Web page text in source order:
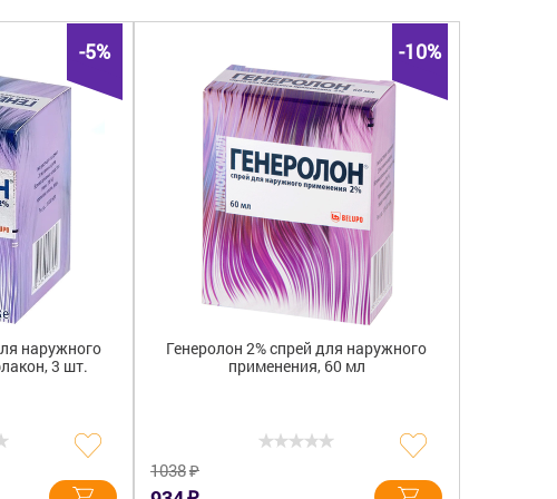
-5%
наружного
3 шт.
-10%
Генеролон 2% спрей для наружного
применения, 60 мл
1038₽